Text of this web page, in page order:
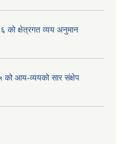
को क्षेत्रगत व्यय अनुमान
को आय-व्ययको सार संक्षेप